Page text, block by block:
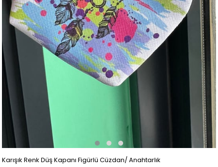
Karışık Renk Düş Kapanı Figürlü Cüzdan/ Anahtarlık